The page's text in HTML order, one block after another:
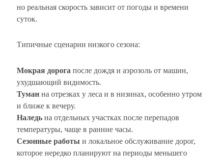
но реальная скорость зависит от погоды и времени
суток.
Типичные сценарии низкого сезона:
Мокрая дорога после дождя и аэрозоль от машин,
ухудшающий видимость.
Туман на отрезках у леса и в низинах, особенно утром
и ближе к вечеру.
Наледь на отдельных участках после перепадов
температуры, чаще в ранние часы.
Сезонные работы и локальное обслуживание дорог,
которое нередко планируют на периоды меньшего